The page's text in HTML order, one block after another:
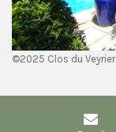
©2025 Clos du Veyrier